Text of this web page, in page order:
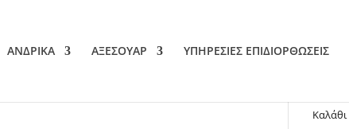
ΑΝΔΡΙΚΑ ΑΞΕΣΟΥΑΡ ΥΠΗΡΕΣΙΕΣ ΕΠΙΔΙΟΡΘΩΣΕΙΣ
Καλάθι